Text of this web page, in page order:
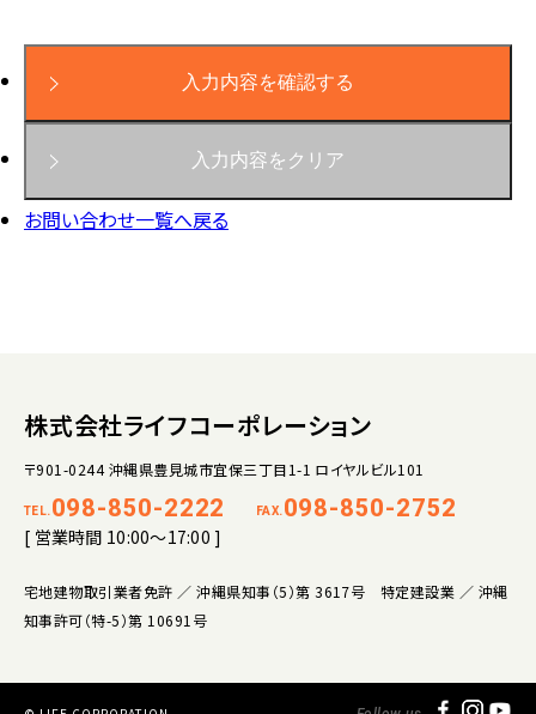
お問い合わせ一覧へ戻る
株式会社ライフコーポレーション
〒901-0244 沖縄県豊見城市宜保三丁目1-1 ロイヤルビル101
TEL. 098-850-2222 FAX. 098-850-2752
[ 営業時間 10:00～17:00 ]
宅地建物取引業者免許 ／ 沖縄県知事（5）第 3617号 特定建設業 ／ 沖縄
知事許可（特-5）第 10691号